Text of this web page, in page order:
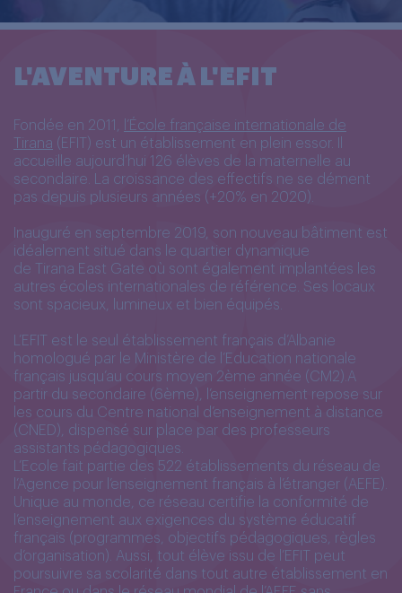
L'AVENTURE À L'EFIT
Fondée en 2011,
l’École française internationale de
Tirana (EFIT) est un établissement en plein essor. Il
accueille aujourd’hui 126 élèves de la maternelle au
secondaire. La croissance des effectifs ne se dément
pas depuis plusieurs années (+20% en 2020).
Inauguré en septembre 2019, son nouveau bâtiment est
idéalement situé dans le quartier dynamique
de Tirana East Gate où sont également implantées les
autres écoles internationales de référence. Ses locaux
sont spacieux, lumineux et bien équipés.
L’EFIT est le seul établissement français d’Albanie
homologué par le Ministère de l’Education nationale
français jusqu’au cours moyen 2ème année (CM2).A
partir du secondaire (6ème), l’enseignement repose sur
les cours du Centre national d’enseignement à distance
(CNED), dispensé sur place par des professeurs
assistants pédagogiques.
L’Ecole fait partie des 522 établissements du réseau de
l’Agence pour l’enseignement français à l’étranger (AEFE).
Unique au monde, ce réseau certifie la conformité de
l’enseignement aux exigences du système éducatif
français (programmes, objectifs pédagogiques, règles
d’organisation). Aussi, tout élève issu de l’EFIT peut
poursuivre sa scolarité dans tout autre établissement en